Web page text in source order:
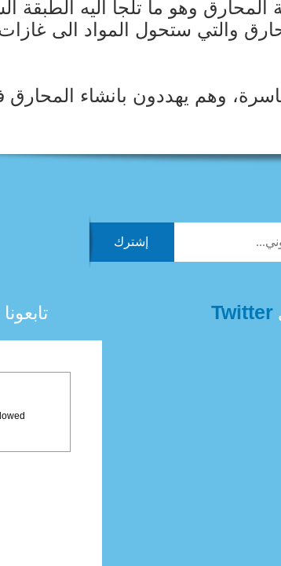
وهو ما تلجأ اليه الطبقة
والتي ستحول المواد الى
وهم يهددون بانشاء المحارق
Twitter